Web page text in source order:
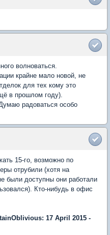
волноваться.
крайне мало новой, не
для тех кому это
в прошлом году).
радоваться особо
15-го, возможно по
отрубили (хотя на
были доступны они работали
Кто-нибудь в офис
17 April 2015 -